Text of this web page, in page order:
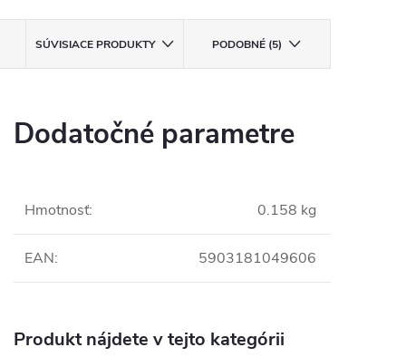
SÚVISIACE PRODUKTY PODOBNÉ (5)
Dodatočné parametre
Hmotnosť: 0.158 kg
EAN: 5903181049606
Produkt nájdete v tejto kategórii